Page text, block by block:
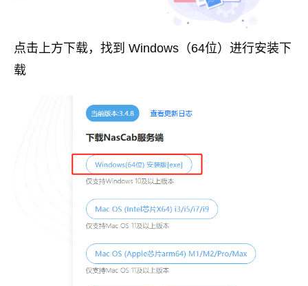
点击上方下载，找到 Windows（64位）进行安装下
载